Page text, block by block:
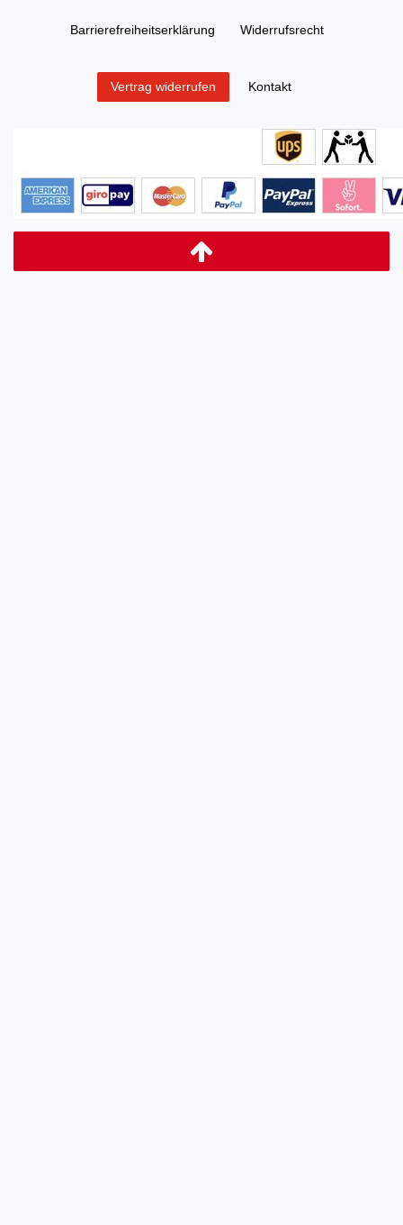
Barrierefreiheitserklärung Widerrufs­recht
Vertrag widerrufen Kontakt